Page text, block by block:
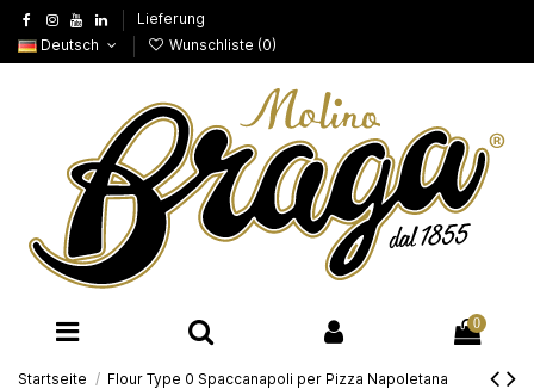
Lieferung
Deutsch
Wunschliste (0)
0
Startseite Flour Type 0 Spaccanapoli per Pizza Napoletana